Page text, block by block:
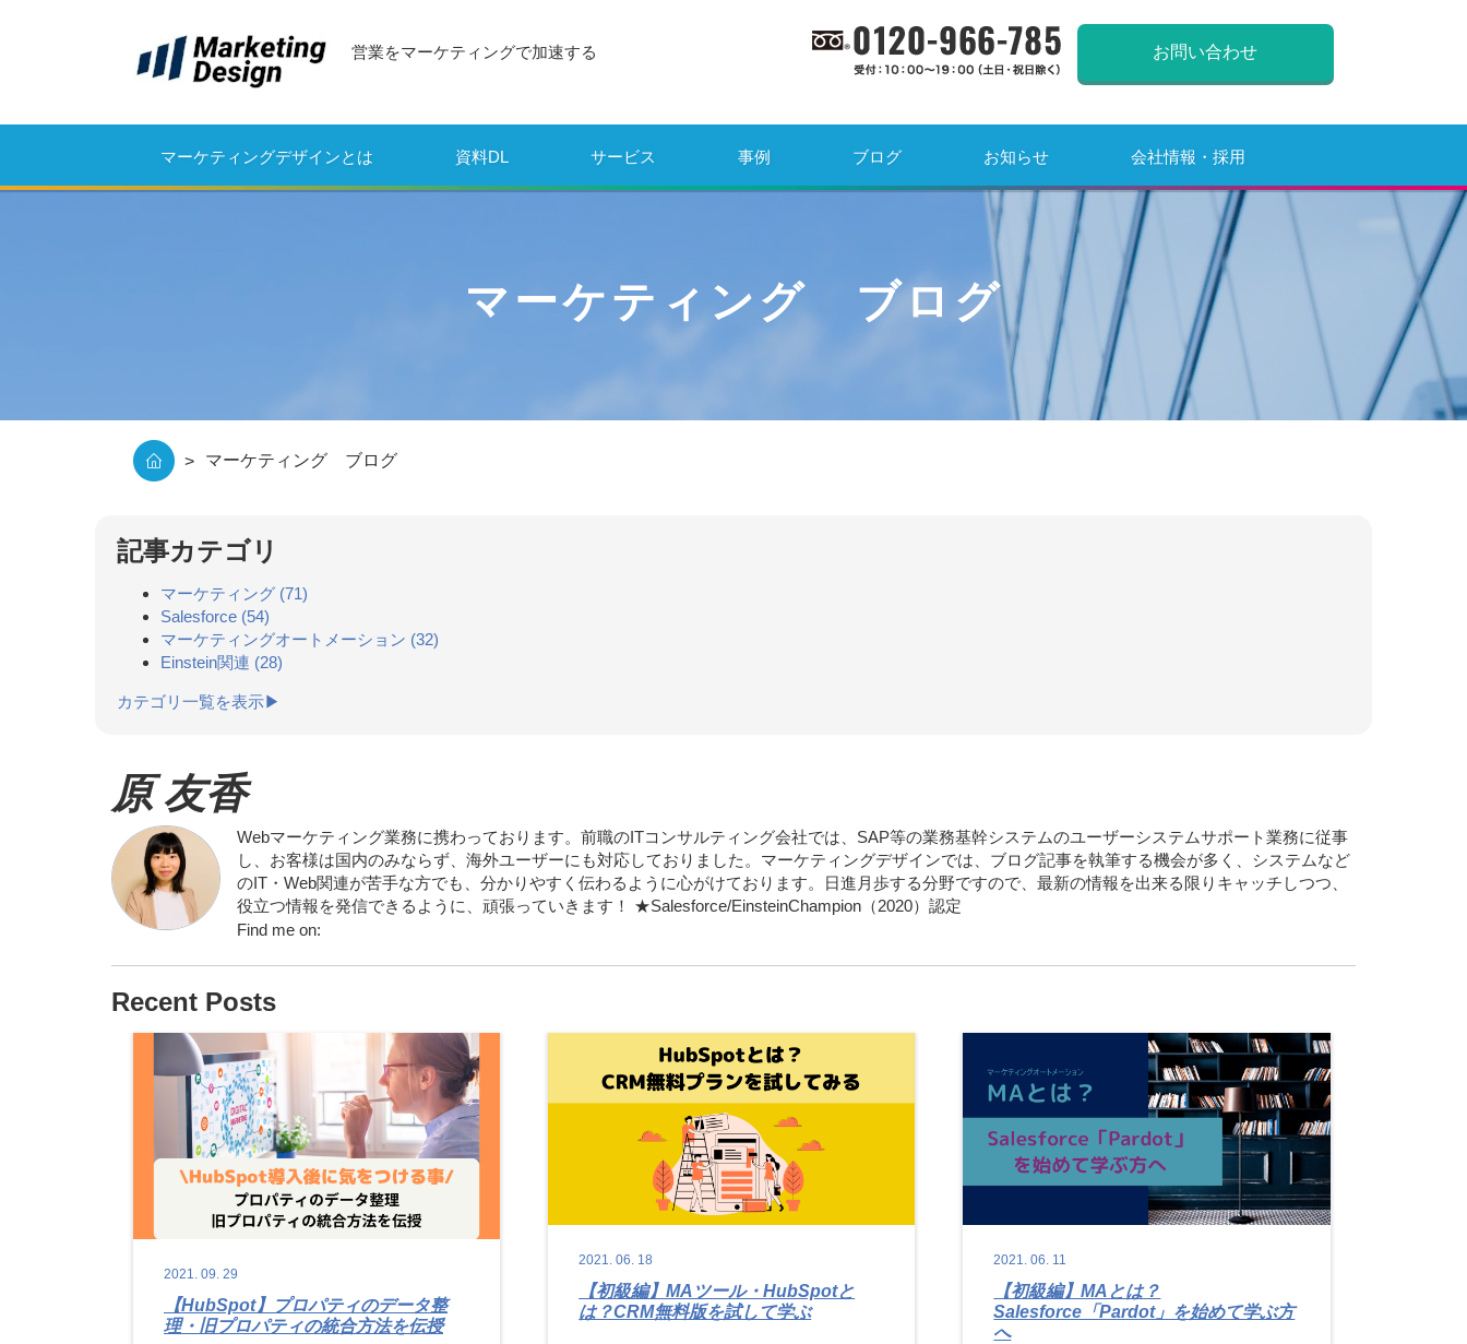
営業をマーケティングで加速する
お問い合わせ
マーケティングデザインとは 資料DL サービス 事例 ブログ お知らせ 会社情報・採用
マーケティング ブログ
マーケティング ブログ
記事カテゴリ
マーケティング (71)
Salesforce (54)
マーケティングオートメーション (32)
Einstein関連 (28)
カテゴリ一覧を表示▶
原 友香
Webマーケティング業務に携わっております。前職のITコンサルティング会社では、SAP等の業務基幹システムのユーザーシステムサポート業務に従事
し、お客様は国内のみならず、海外ユーザーにも対応しておりました。マーケティングデザインでは、ブログ記事を執筆する機会が多く、システムなど
のIT・Web関連が苦手な方でも、分かりやすく伝わるように心がけております。日進月歩する分野ですので、最新の情報を出来る限りキャッチしつつ、
役立つ情報を発信できるように、頑張っていきます！ ★Salesforce/EinsteinChampion（2020）認定
Find me on:
Recent Posts
2021. 09. 29
【HubSpot】プロパティのデータ整
理・旧プロパティの統合方法を伝授
2021. 06. 18
【初級編】MAツール・HubSpotと
は？CRM無料版を試して学ぶ
2021. 06. 11
【初級編】MAとは？
Salesforce「Pardot」を始めて学ぶ方
へ